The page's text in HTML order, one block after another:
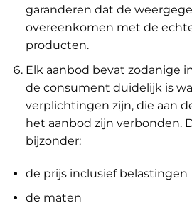
garanderen dat de
overeenkomen met de
producten.
Elk aanbod bevat zodanige
de consument duidelijk is
verplichtingen zijn, die aan
het aanbod zijn verbonden.
bijzonder:
de prijs inclusief belastingen
de maten